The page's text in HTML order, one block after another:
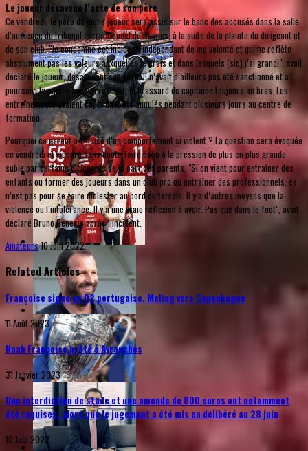
Le joueur désavoue l’acte de son père
Ce vendredi, le père du jeune joueur sera assis sur le banc des accusés dans la salle
d’audience du tribunal correctionnel de Rennes, à la suite de la plainte du dirigeant et
de son club. "Je condamne cet incident, indépendant de ma volonté et qui ne reflète
absolument pas les valeurs auxquelles je crois et dans lesquels (sic) j’ai grandi", avait
déclaré le joueur, désavouant son père. Il n’avait d’ailleurs pas été sanctionné et a
poursuivi la saison avec la réserve, le brassard de capitaine toujours au bras. Les
entraînements avaient cependant été annulés pendant plusieurs jours au centre de
formation.
Pourquoi ce parent a-t-il usé d’un comportement si violent ? La question sera évoquée
ce vendredi et viendra sans doute faire écho à la pression de plus en plus grande
subie par certains dirigeants de la part des parents. "Si on vient pour entraîner des
enfants ou former des joueurs dans un club pro ou entraîner des professionnels, ce
n’est pas pour se faire molester au bord du terrain. Il y a d’autres moyens que la
violence ou l’intolérance. Il y a une vraie réflexion à avoir. Pas que dans le foot", avait
déclaré Bruno Genesio après l’incident.
Amateurs10 Juin 2022
Related Articles
Françoise signe en D2 portugaise, Meling vers Copenhague
11 Août 2023
Noah Françoise prêté à Avranches
31 Janvier 2023
Une interdiction de stade et une amende de 800 euros ont notamment
été requises, alors que le jugement a été mis en délibéré au 28 juin
10 Juin 2022